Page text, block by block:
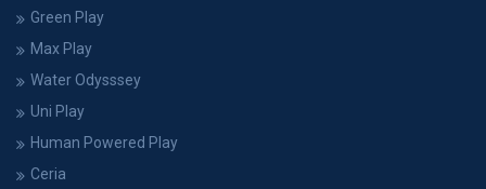
Green Play
Max Play
Water Odysssey
Uni Play
Human Powered Play
Ceria